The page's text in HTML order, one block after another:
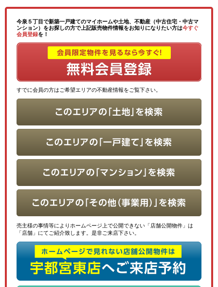
今泉５丁目で新築一戸建てのマイホームや土地、不動産（中古住宅・中古マ
ンション）をお探しの方で上記販売物件情報をお知りになりたい方は今すぐ
会員登録を！
すでに会員の方はご希望エリアの不動産情報をご覧下さい。
売主様の事情等によりホームページ上で公開できない「店舗公開物件」は
「店舗」にてご紹介致します。是非ご来店下さい。